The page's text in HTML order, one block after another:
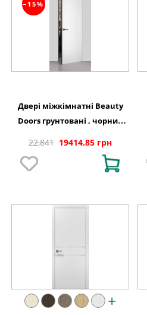
−15%
Двері міжкімнатні Beauty
Doors грунтовані , чорний
22,841 19414.85 грн
+